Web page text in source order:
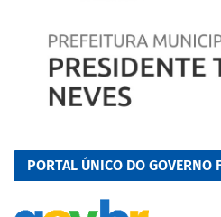
PORTAL ÚNICO DO GOVERNO